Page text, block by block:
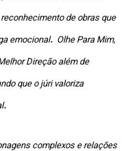
de obras que
emocional. Olhe Para Mim,
Direção além de
que o júri valoriza
.
complexos e relações